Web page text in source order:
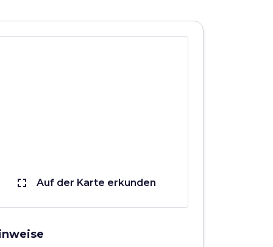
fullscreen Auf der Karte erkunden